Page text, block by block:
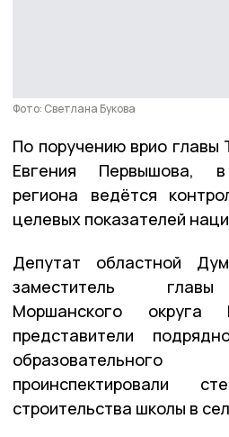
Фото: Светлана Букова
По поручению врио главы
Евгения Первышова, в
региона ведётся
целевых показателей
Депутат областной
заместитель главы
Моршанского округа
представители
проинспектировали
строительства школы в